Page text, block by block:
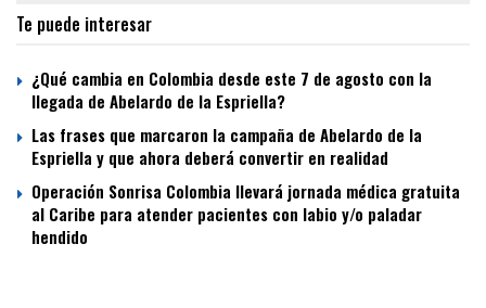
Te puede interesar
¿Qué cambia en Colombia desde este 7 de agosto con la
llegada de Abelardo de la Espriella?
Las frases que marcaron la campaña de Abelardo de la
Espriella y que ahora deberá convertir en realidad
Operación Sonrisa Colombia llevará jornada médica gratuita
al Caribe para atender pacientes con labio y/o paladar
hendido